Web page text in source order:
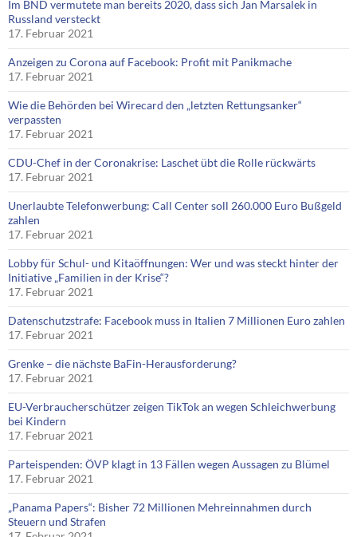
Im BND vermutete man bereits 2020, dass sich Jan Marsalek in
Russland versteckt
17. Februar 2021
Anzeigen zu Corona auf Facebook: Profit mit Panikmache
17. Februar 2021
Wie die Behörden bei Wirecard den „letzten Rettungsanker“
verpassten
17. Februar 2021
CDU-Chef in der Coronakrise: Laschet übt die Rolle rückwärts
17. Februar 2021
Unerlaubte Telefonwerbung: Call Center soll 260.000 Euro Bußgeld
zahlen
17. Februar 2021
Lobby für Schul- und Kitaöffnungen: Wer und was steckt hinter der
Initiative „Familien in der Krise“?
17. Februar 2021
Datenschutzstrafe: Facebook muss in Italien 7 Millionen Euro zahlen
17. Februar 2021
Grenke – die nächste BaFin-Herausforderung?
17. Februar 2021
EU-Verbraucherschützer zeigen TikTok an wegen Schleichwerbung
bei Kindern
17. Februar 2021
Parteispenden: ÖVP klagt in 13 Fällen wegen Aussagen zu Blümel
17. Februar 2021
„Panama Papers“: Bisher 72 Millionen Mehreinnahmen durch
Steuern und Strafen